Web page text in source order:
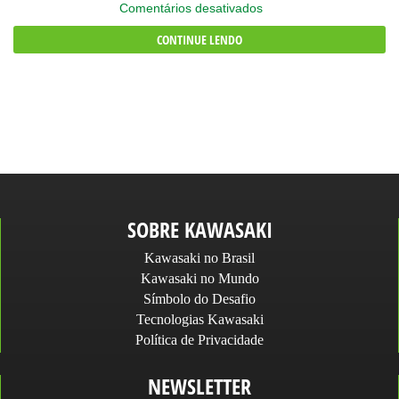
Comentários desativadosem
Z500
CONTINUE LENDO
SOBRE KAWASAKI
Kawasaki no Brasil
Kawasaki no Mundo
Símbolo do Desafio
Tecnologias Kawasaki
Política de Privacidade
NEWSLETTER